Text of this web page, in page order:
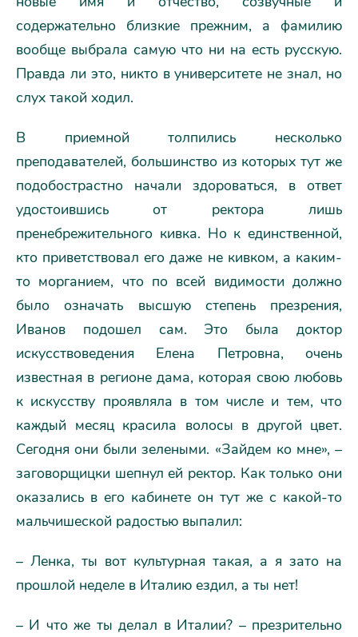
содержательно близкие прежним, а фамилию
вообще выбрала самую что ни на есть русскую.
Правда ли это, никто в университете не знал, но
слух такой ходил.
В приемной толпились несколько
преподавателей, большинство из которых тут же
подобострастно начали здороваться, в ответ
удостоившись от ректора лишь
пренебрежительного кивка. Но к единственной,
кто приветствовал его даже не кивком, а каким-
то морганием, что по всей видимости должно
было означать высшую степень презрения,
Иванов подошел сам. Это была доктор
искусствоведения Елена Петровна, очень
известная в регионе дама, которая свою любовь
к искусству проявляла в том числе и тем, что
каждый месяц красила волосы в другой цвет.
Сегодня они были зелеными. «Зайдем ко мне», –
заговорщицки шепнул ей ректор. Как только они
оказались в его кабинете он тут же с какой-то
мальчишеской радостью выпалил:
– Ленка, ты вот культурная такая, а я зато на
прошлой неделе в Италию ездил, а ты нет!
– И что же ты делал в Италии? – презрительно